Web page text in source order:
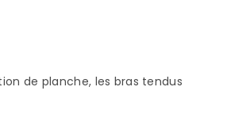
de planche, les bras tendus